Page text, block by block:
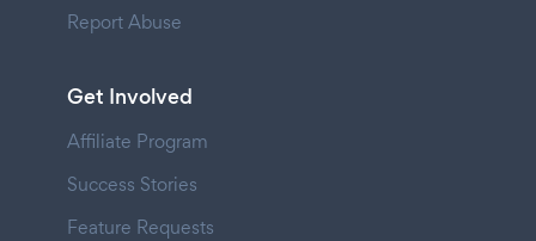
Report Abuse
Get Involved
Affiliate Program
Success Stories
Feature Requests